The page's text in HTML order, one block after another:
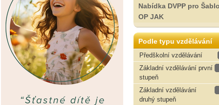
Nabídka DVPP pro
OP JAK
Podle typu vzdělávání
Předškolní vzdělávání
Základní vzdělávání první
stupeň
Základní vzdělávání
druhý stupeň